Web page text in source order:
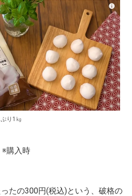
り1㎏
購入時
たの300円(税込)という、破格の